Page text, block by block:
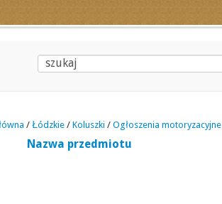
/ Łódzkie / Koluszki / Ogłoszenia motoryzacyjne
Nazwa przedmiotu